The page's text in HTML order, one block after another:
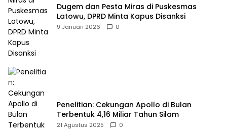
Dugem dan Pesta Miras di Puskesmas
Latowu, DPRD Minta Kapus Disanksi
9 Januari 2026 0
Penelitian: Cekungan Apollo di Bulan
Terbentuk 4,16 Miliar Tahun Silam
21 Agustus 2025 0